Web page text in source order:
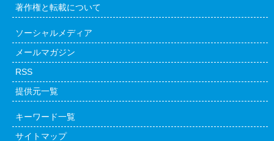
著作権と転載について
ソーシャルメディア
メールマガジン
RSS
提供元一覧
キーワード一覧
サイトマップ